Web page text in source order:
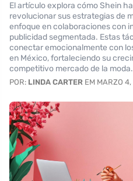
El artículo explora cómo Shein
revolucionar sus estrategias de
enfoque en colaboraciones con
publicidad segmentada. Estas
conectar emocionalmente con
en México, fortaleciendo su
competitivo mercado de la moda.
POR: LINDA CARTER EM MARZO